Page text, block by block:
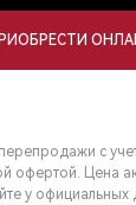
с
офертой. Цена
у официальных